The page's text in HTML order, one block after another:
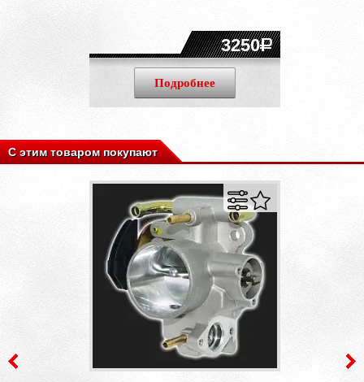
3250
Подробнее
С этим товаром покупают